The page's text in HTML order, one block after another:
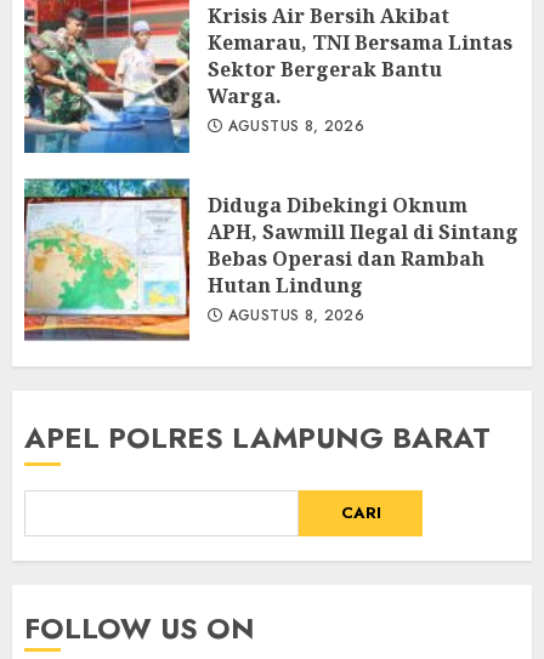
Krisis Air Bersih Akibat
Kemarau, TNI Bersama Lintas
Sektor Bergerak Bantu
Warga.
AGUSTUS 8, 2026
Diduga Dibekingi Oknum
APH, Sawmill Ilegal di Sintang
Bebas Operasi dan Rambah
Hutan Lindung
AGUSTUS 8, 2026
APEL POLRES LAMPUNG BARAT
CARI
FOLLOW US ON